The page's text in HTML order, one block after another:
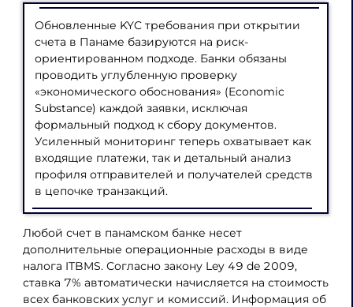
Обновленные KYC требования при открытии
счета в Панаме базируются на риск-
ориентированном подходе. Банки обязаны
проводить углубленную проверку
«экономического обоснования» (Economic
Substance) каждой заявки, исключая
формальный подход к сбору документов.
Усиленный мониторинг теперь охватывает как
входящие платежи, так и детальный анализ
профиля отправителей и получателей средств
в цепочке транзакций.
Любой счет в панамском банке несет
дополнительные операционные расходы в виде
налога ITBMS. Согласно закону Ley 49 de 2009,
ставка 7% автоматически начисляется на стоимость
всех банковских услуг и комиссий. Информация об